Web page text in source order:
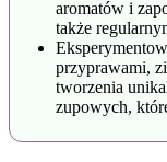
aromatów i
także
przyprawami,
tworzenia
zupowych,